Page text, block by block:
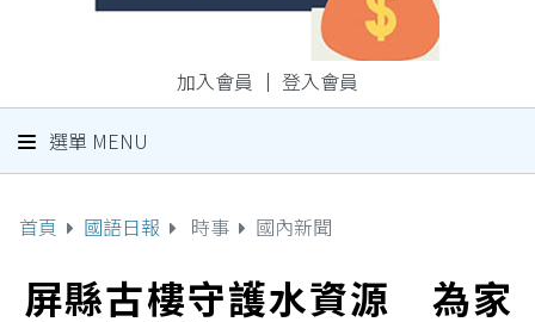
加入會員 ｜ 登入會員
選單 MENU
首頁 國語日報 時事 國內新聞
屏縣古樓守護水資源 為家